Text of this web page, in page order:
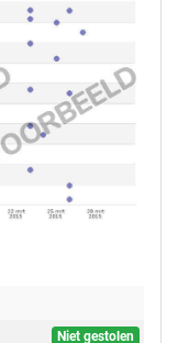
Niet gestolen